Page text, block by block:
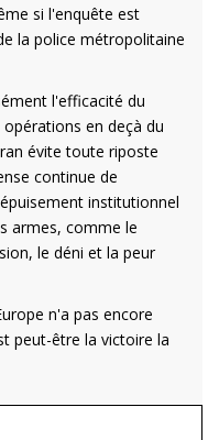
si l'enquête est
la police métropolitaine
l'efficacité du
en deçà du
évite toute riposte
continue de
institutionnel
armes, comme le
le déni et la peur
n'a pas encore
peut-être la victoire la